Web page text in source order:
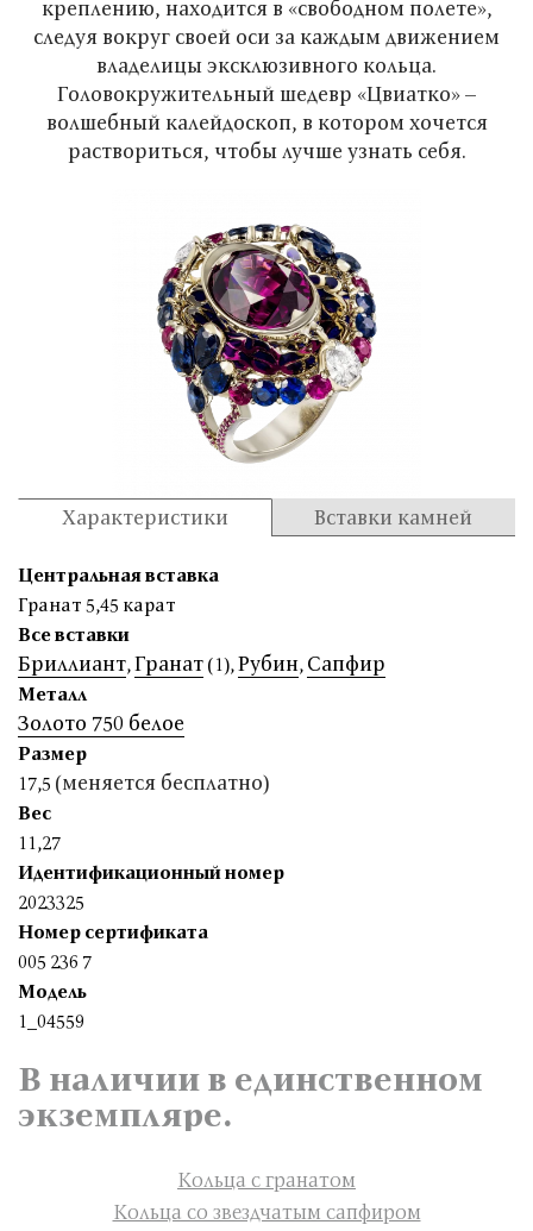
креплению, находится в «свободном полете»,
следуя вокруг своей оси за каждым движением
владелицы эксклюзивного кольца.
Головокружительный шедевр «Цвиатко» –
волшебный калейдоскоп, в котором хочется
раствориться, чтобы лучше узнать себя.
Характеристики Вставки камней
Центральная вставка
Гранат 5,45 карат
Все вставки
Бриллиант,Гранат (1),Рубин, Сапфир
Металл
Золото 750 белое
Размер
17,5 (меняется бесплатно)
Вес
11,27
Идентификационный номер
2023325
Номер сертификата
005 236 7
Модель
1_04559
В наличии в единственном
экземпляре.
Кольца с гранатом
Кольца со звездчатым сапфиром